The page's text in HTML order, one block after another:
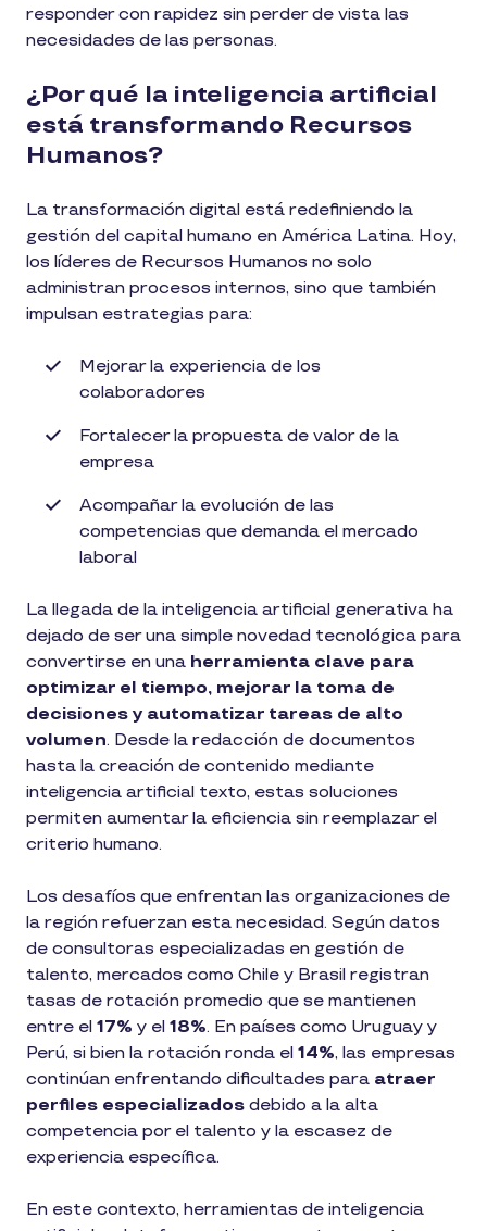
responder con rapidez sin perder de vista las
necesidades de las personas.
¿Por qué la inteligencia artificial
está transformando Recursos
Humanos?
La transformación digital está redefiniendo la
gestión del capital humano en América Latina. Hoy,
los líderes de Recursos Humanos no solo
administran procesos internos, sino que también
impulsan estrategias para:
Mejorar la experiencia de los
colaboradores
Fortalecer la propuesta de valor de la
empresa
Acompañar la evolución de las
competencias que demanda el mercado
laboral
La llegada de la inteligencia artificial generativa ha
dejado de ser una simple novedad tecnológica para
convertirse en una herramienta clave para
optimizar el tiempo, mejorar la toma de
decisiones y automatizar tareas de alto
volumen. Desde la redacción de documentos
hasta la creación de contenido mediante
inteligencia artificial texto, estas soluciones
permiten aumentar la eficiencia sin reemplazar el
criterio humano.
Los desafíos que enfrentan las organizaciones de
la región refuerzan esta necesidad. Según datos
de consultoras especializadas en gestión de
talento, mercados como Chile y Brasil registran
tasas de rotación promedio que se mantienen
entre el 17% y el 18%. En países como Uruguay y
Perú, si bien la rotación ronda el 14%, las empresas
continúan enfrentando dificultades para atraer
perfiles especializados debido a la alta
competencia por el talento y la escasez de
experiencia específica.
En este contexto, herramientas de inteligencia